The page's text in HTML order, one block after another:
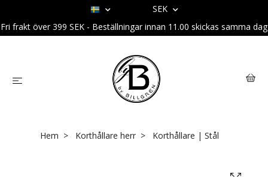
SEK
Fri frakt över 399 SEK - Beställningar innan 11.00 skickas samma dag
Hem Korthållare herr Korthållare | Stål